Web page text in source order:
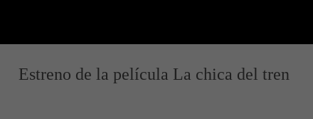
Estreno de la película La chica del tren